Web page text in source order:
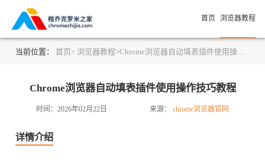
首页 浏览器教程
当前位置： 首页> 浏览器教程>Chrome浏览器自动填表插件使用操作技巧教程
Chrome浏览器自动填表插件使用操作技巧教程
时间：2026年02月22日 来源： chrome浏览器官网
详情介绍